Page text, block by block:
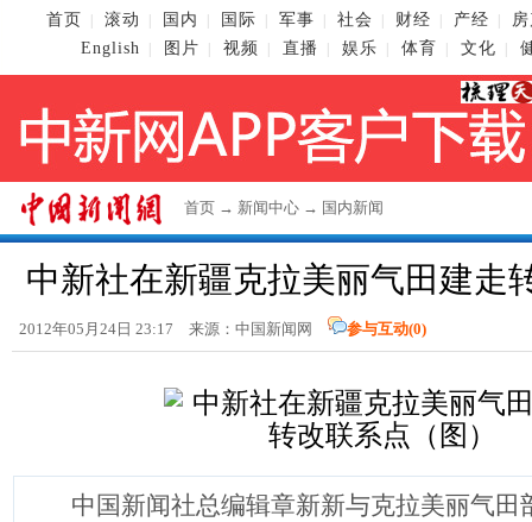
首页 滚动 国内 国际 军事 社会 财经 产经
English
图片 视频 直播 娱乐 体育 文化
首页 → 新闻中心 → 国内新闻
中新社在新疆克拉美丽气田建走
2012年05月24日 23:17 来源： 中国新闻网 参与互动(0)
中国新闻社总编辑章新新与克拉美丽气田